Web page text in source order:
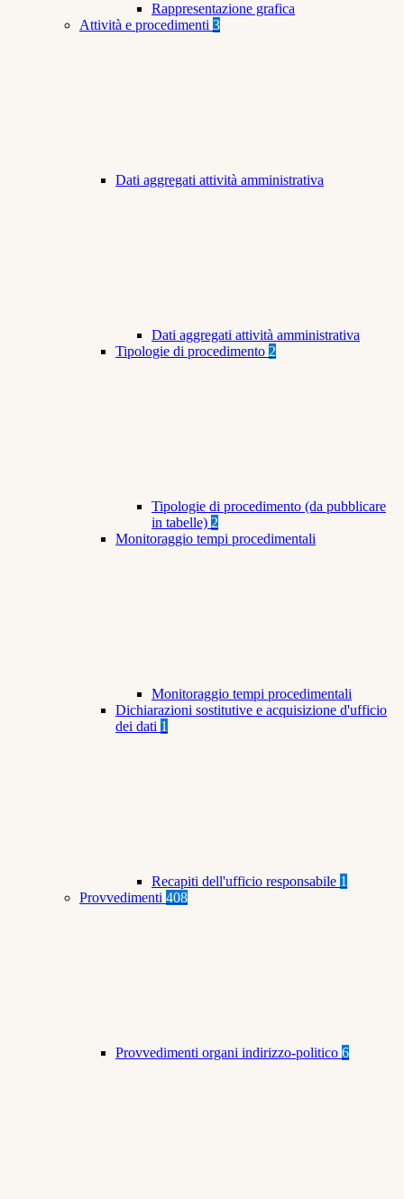
Rappresentazione grafica
Attività e procedimenti 3
Dati aggregati attività amministrativa
Dati aggregati attività amministrativa
Tipologie di procedimento 2
Tipologie di procedimento (da pubblicare
in tabelle) 2
Monitoraggio tempi procedimentali
Monitoraggio tempi procedimentali
Dichiarazioni sostitutive e acquisizione d'ufficio
dei dati 1
Recapiti dell'ufficio responsabile 1
Provvedimenti 408
Provvedimenti organi indirizzo-politico 6